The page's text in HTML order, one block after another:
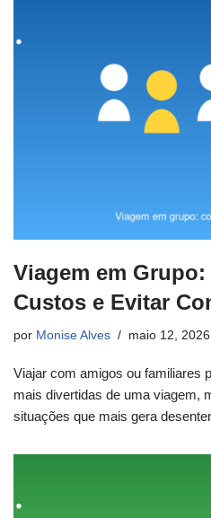
Viagem em
Custos e Evitar
por Monise Alves maio 12, 2026
Viajar com amigos ou familiares
mais divertidas de uma viagem,
situações que mais gera